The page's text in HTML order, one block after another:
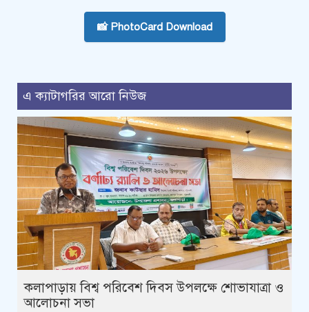
📸 PhotoCard Download
এ ক্যাটাগরির আরো নিউজ
কলাপাড়ায় বিশ্ব পরিবেশ দিবস উপলক্ষে শোভাযাত্রা ও
আলোচনা সভা